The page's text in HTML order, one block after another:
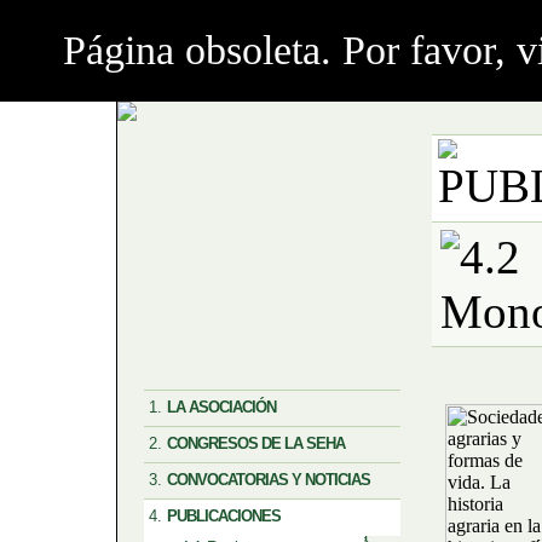
Página obsoleta. Por favor,
1. LA ASOCIACIÓN
1.1 Estatutos
1.2 Órganos
1.3 Directorio de socios
1.4 Inscripción
2. CONGRESOS DE LA SEHA
2016
2013
2011
3. CONVOCATORIAS Y NOTICIAS
3.1 Convocatorias
3.2 Premio Historia Agraria
4. PUBLICACIONES